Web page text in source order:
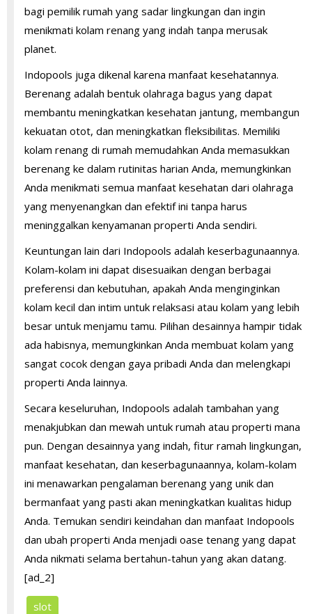
bagi pemilik rumah yang sadar lingkungan dan ingin
menikmati kolam renang yang indah tanpa merusak
planet.
Indopools juga dikenal karena manfaat kesehatannya.
Berenang adalah bentuk olahraga bagus yang dapat
membantu meningkatkan kesehatan jantung, membangun
kekuatan otot, dan meningkatkan fleksibilitas. Memiliki
kolam renang di rumah memudahkan Anda memasukkan
berenang ke dalam rutinitas harian Anda, memungkinkan
Anda menikmati semua manfaat kesehatan dari olahraga
yang menyenangkan dan efektif ini tanpa harus
meninggalkan kenyamanan properti Anda sendiri.
Keuntungan lain dari Indopools adalah keserbagunaannya.
Kolam-kolam ini dapat disesuaikan dengan berbagai
preferensi dan kebutuhan, apakah Anda menginginkan
kolam kecil dan intim untuk relaksasi atau kolam yang lebih
besar untuk menjamu tamu. Pilihan desainnya hampir tidak
ada habisnya, memungkinkan Anda membuat kolam yang
sangat cocok dengan gaya pribadi Anda dan melengkapi
properti Anda lainnya.
Secara keseluruhan, Indopools adalah tambahan yang
menakjubkan dan mewah untuk rumah atau properti mana
pun. Dengan desainnya yang indah, fitur ramah lingkungan,
manfaat kesehatan, dan keserbagunaannya, kolam-kolam
ini menawarkan pengalaman berenang yang unik dan
bermanfaat yang pasti akan meningkatkan kualitas hidup
Anda. Temukan sendiri keindahan dan manfaat Indopools
dan ubah properti Anda menjadi oase tenang yang dapat
Anda nikmati selama bertahun-tahun yang akan datang.
[ad_2]
slot